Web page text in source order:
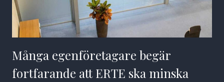
Många egenföretagare begär
fortfarande att ERTE ska minska